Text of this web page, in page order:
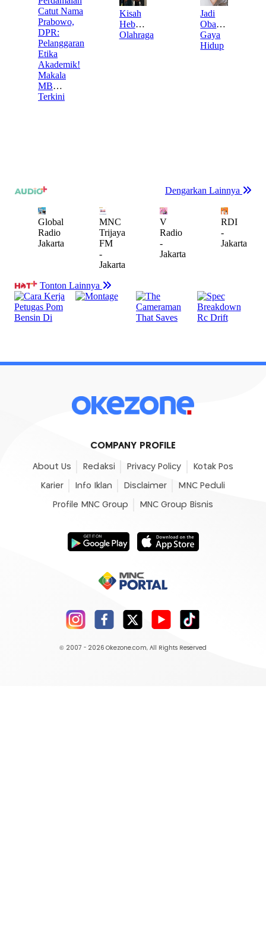
COMPANY PROFILE
About Us Redaksi Privacy Policy Kotak Pos
Karier Info Iklan Disclaimer MNC Peduli
Profile MNC Group MNC Group Bisnis
© 2007 - 2026 Okezone.com, All Rights Reserved